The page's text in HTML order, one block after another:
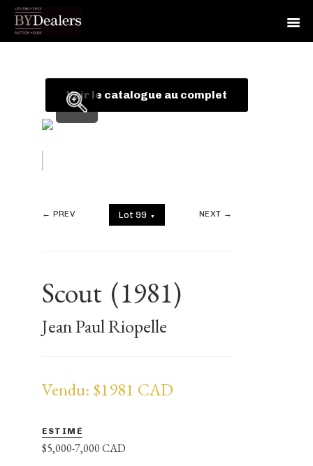
Voir le catalogue au complet
← PREV Lot 99 ▼ NEXT →
Scout (1981)
Jean Paul Riopelle
Vendu: $1981 CAD
ESTIMÉ
$5,000-7,000 CAD